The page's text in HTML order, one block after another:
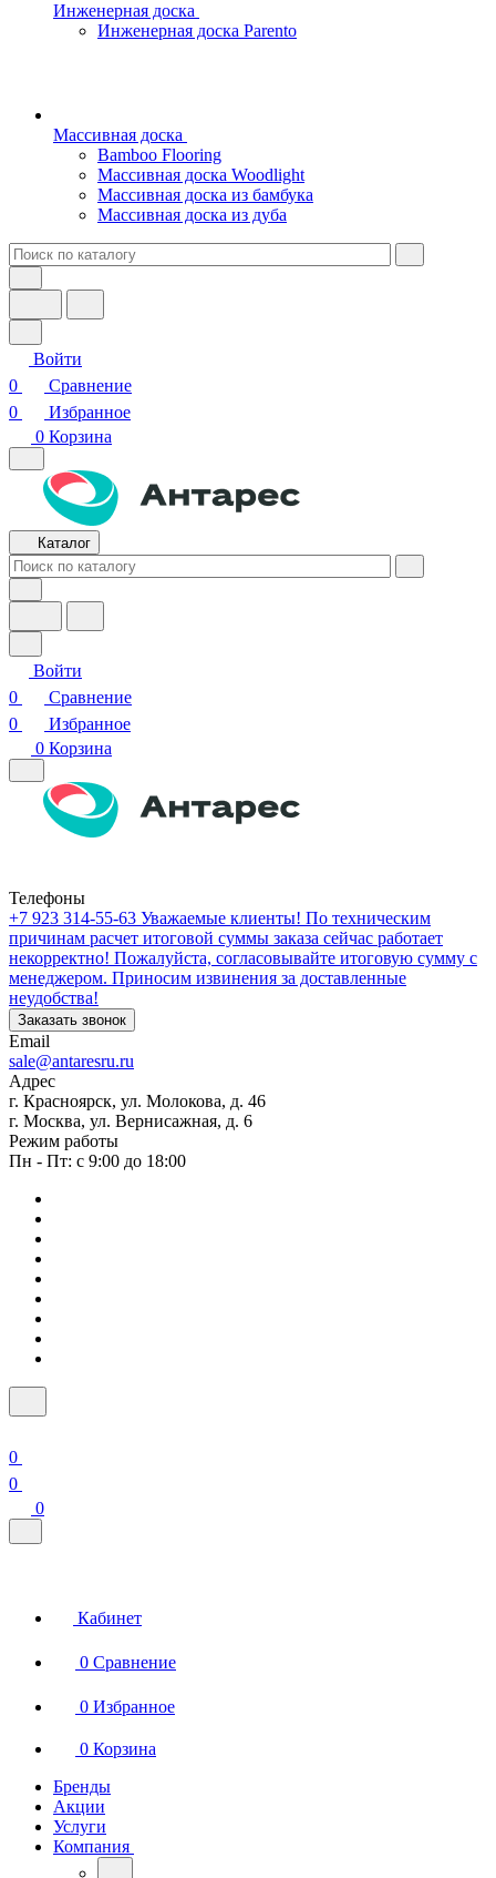
Инженерная доска
Инженерная доска Parento
Массивная доска
Bamboo Flooring
Массивная доска Woodlight
Массивная доска из бамбука
Массивная доска из дуба
Войти
0
Сравнение
0
Избранное
0 Корзина
Каталог
Войти
0
Сравнение
0
Избранное
0 Корзина
Телефоны
+7 923 314-55-63 Уважаемые клиенты! По техническим
причинам расчет итоговой суммы заказа сейчас работает
некорректно! Пожалуйста, согласовывайте итоговую сумму с
менеджером. Приносим извинения за доставленные
неудобства!
Заказать звонок
Email
sale@antaresru.ru
Адрес
г. Красноярск, ул. Молокова, д. 46
г. Москва, ул. Вернисажная, д. 6
Режим работы
Пн - Пт: с 9:00 до 18:00
0
0
0
Кабинет
0 Сравнение
0 Избранное
0 Корзина
Бренды
Акции
Услуги
Компания